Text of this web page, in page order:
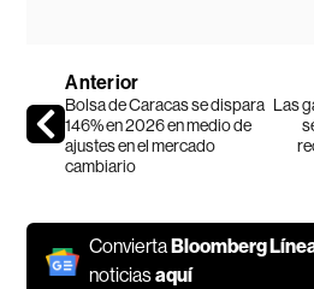
Anterior
Bolsa de Caracas se dispara
146% en 2026 en medio de
ajustes en el mercado
cambiario
Las
Convierta Bloomberg
noticiasaquí